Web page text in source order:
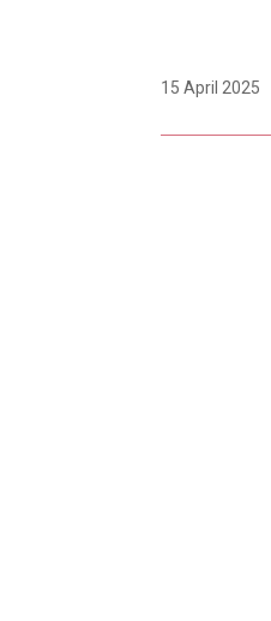
15 April 2025